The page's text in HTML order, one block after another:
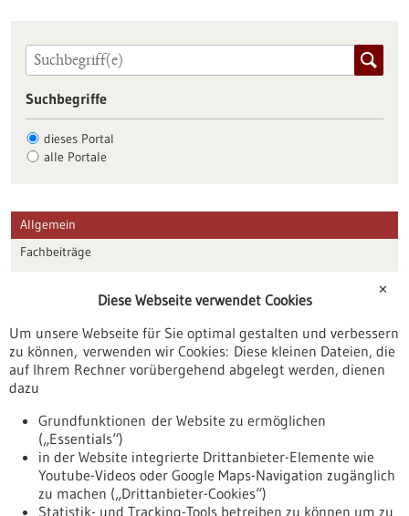
Suchbegriffe
dieses Portal
alle Portale
Allgemein
Fachbeiträge
Veranstaltungen
Erscheinungsdatum
✕
Diese Webseite verwendet Cookies
Um unsere Webseite für Sie optimal gestalten und verbessern
zu können, verwenden wir Cookies: Diese kleinen Dateien, die
auf Ihrem Rechner vorübergehend abgelegt werden, dienen
dazu
Grundfunktionen der Website zu ermöglichen
(„Essentials“)
in der Website integrierte Drittanbieter-Elemente wie
Youtube-Videos oder Google Maps-Navigation zugänglich
zu machen („Drittanbieter-Cookies“)
Statistik- und Tracking-Tools betreiben zu können um zu